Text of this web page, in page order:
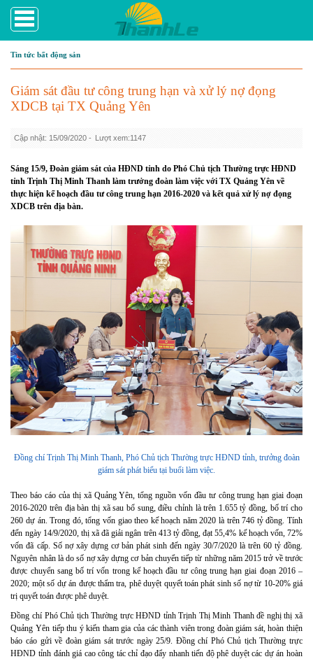
Tin tức bất động sản
Giám sát đầu tư công trung hạn và xử lý nợ đọng
XDCB tại TX Quảng Yên
Cập nhật: 15/09/2020 - Lượt xem:1147
Sáng 15/9, Đoàn giám sát của HĐND tỉnh do Phó Chủ tịch Thường trực HĐND
tỉnh Trịnh Thị Minh Thanh làm trưởng đoàn làm việc với TX Quảng Yên về
thực hiện kế hoạch đầu tư công trung hạn 2016-2020 và kết quả xử lý nợ đọng
XDCB trên địa bàn.
Đồng chí Trịnh Thị Minh Thanh, Phó Chủ tịch Thường trực HĐND tỉnh, trưởng đoàn
giám sát phát biểu tại buổi làm việc.
Theo báo cáo của thị xã Quảng Yên, tổng nguồn vốn đầu tư công trung hạn giai đoạn
2016-2020 trên địa bàn thị xã sau bổ sung, điều chỉnh là trên 1.655 tỷ đồng, bố trí cho
260 dự án. Trong đó, tổng vốn giao theo kế hoạch năm 2020 là trên 746 tỷ đồng. Tính
đến ngày 14/9/2020, thị xã đã giải ngân trên 413 tỷ đồng, đạt 55,4% kế hoạch vốn, 72%
vốn đã cấp. Số nợ xây dựng cơ bản phát sinh đến ngày 30/7/2020 là trên 60 tỷ đồng.
Nguyên nhân là do số nợ xây dựng cơ bản chuyển tiếp từ những năm 2015 trở về trước
được chuyển sang bố trí vốn trong kế hoạch đầu tư công trung hạn giai đoạn 2016 –
2020; một số dự án được thẩm tra, phê duyệt quyết toán phát sinh số nợ từ 10-20% giá
trị quyết toán được phê duyệt.
Đồng chí Phó Chủ tịch Thường trực HĐND tỉnh Trịnh Thị Minh Thanh đề nghị thị xã
Quảng Yên tiếp thu ý kiến tham gia của các thành viên trong đoàn giám sát, hoàn thiện
báo cáo gửi về đoàn giám sát trước ngày 25/9. Đồng chí Phó Chủ tịch Thường trực
HĐND tỉnh đánh giá cao công tác chỉ đạo đẩy nhanh tiến độ phê duyệt các dự án hoàn